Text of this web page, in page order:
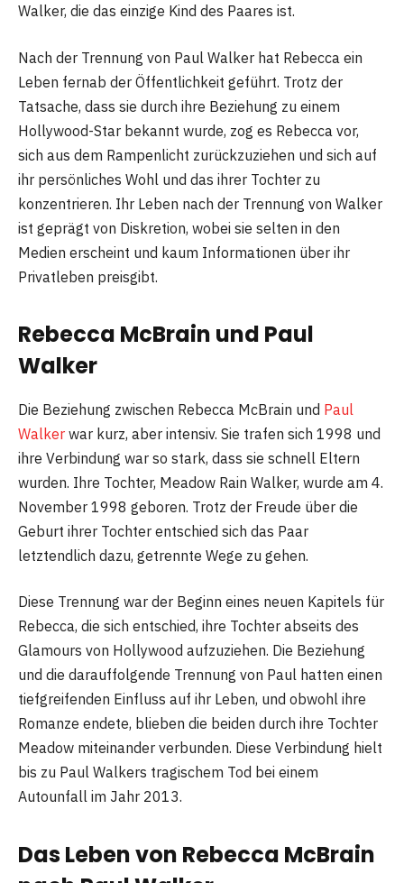
Walker, die das einzige Kind des Paares ist.
Nach der Trennung von Paul Walker hat Rebecca ein
Leben fernab der Öffentlichkeit geführt. Trotz der
Tatsache, dass sie durch ihre Beziehung zu einem
Hollywood-Star bekannt wurde, zog es Rebecca vor,
sich aus dem Rampenlicht zurückzuziehen und sich auf
ihr persönliches Wohl und das ihrer Tochter zu
konzentrieren. Ihr Leben nach der Trennung von Walker
ist geprägt von Diskretion, wobei sie selten in den
Medien erscheint und kaum Informationen über ihr
Privatleben preisgibt.
Rebecca McBrain und Paul
Walker
Die Beziehung zwischen Rebecca McBrain und Paul
Walker war kurz, aber intensiv. Sie trafen sich 1998 und
ihre Verbindung war so stark, dass sie schnell Eltern
wurden. Ihre Tochter, Meadow Rain Walker, wurde am 4.
November 1998 geboren. Trotz der Freude über die
Geburt ihrer Tochter entschied sich das Paar
letztendlich dazu, getrennte Wege zu gehen.
Diese Trennung war der Beginn eines neuen Kapitels für
Rebecca, die sich entschied, ihre Tochter abseits des
Glamours von Hollywood aufzuziehen. Die Beziehung
und die darauffolgende Trennung von Paul hatten einen
tiefgreifenden Einfluss auf ihr Leben, und obwohl ihre
Romanze endete, blieben die beiden durch ihre Tochter
Meadow miteinander verbunden. Diese Verbindung hielt
bis zu Paul Walkers tragischem Tod bei einem
Autounfall im Jahr 2013.
Das Leben von Rebecca McBrain